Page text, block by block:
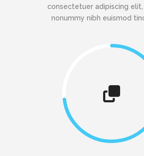
consectetuer adipiscing
nonummy nibh euismod